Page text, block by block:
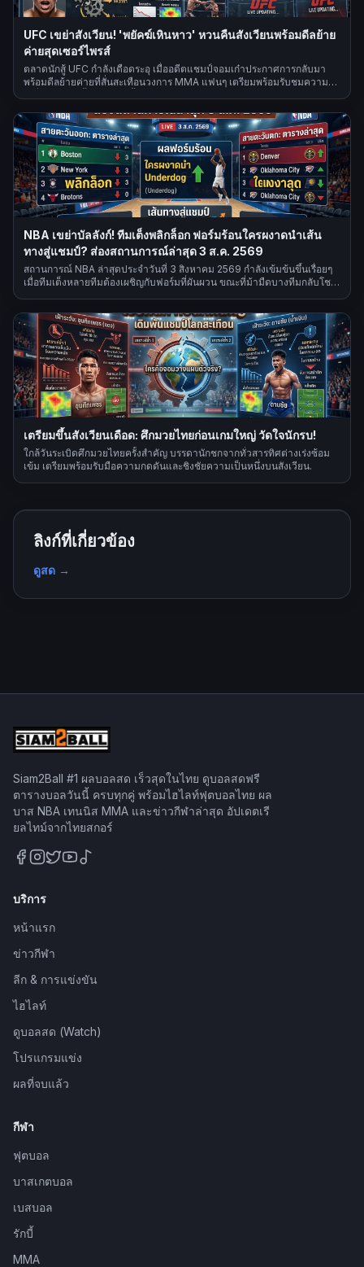
UFC เขย่าสังเวียน! 'พยัคฆ์เหินหาว' หวนคืนสังเวียนพร้อมดีลย้าย
ค่ายสุดเซอร์ไพรส์
ตลาดนักสู้ UFC กำลังเดือดระอุ เมื่ออดีตแชมป์จอมเก๋าประกาศการกลับมา
พร้อมดีลย้ายค่ายที่สั่นสะเทือนวงการ MMA แฟนๆ เตรียมพร้อมรับชมความ
NBA เขย่าบัลลังก์! ทีมเต็งพลิกล็อก ฟอร์มร้อนใครผงาดนำเส้น
ทางสู่แชมป์? ส่องสถานการณ์ล่าสุด 3 ส.ค. 2569
สถานการณ์ NBA ล่าสุดประจำวันที่ 3 สิงหาคม 2569 กำลังเข้มข้นขึ้นเรื่อยๆ
เมื่อทีมเต็งหลายทีมต้องเผชิญกับฟอร์มที่ผันผวน ขณะที่ม้ามืดบางทีมกลับโชว์
เตรียมขึ้นสังเวียนเดือด: ศึกมวยไทยก่อนเกมใหญ่ วัดใจนักรบ!
ใกล้วันระเบิดศึกมวยไทยครั้งสำคัญ บรรดานักชกจากทั่วสารทิศต่างเร่งซ้อม
เข้ม เตรียมพร้อมรับมือความกดดันและชิงชัยความเป็นหนึ่งบนสังเวียน.
ลิงก์ที่เกี่ยวข้อง
ดูสด →
Siam2Ball #1 ผลบอลสด เร็วสุดในไทย ดูบอลสดฟรี
ตารางบอลวันนี้ ครบทุกคู่ พร้อมไฮไลท์ฟุตบอลไทย ผล
บาส NBA เทนนิส MMA และข่าวกีฬาล่าสุด อัปเดตเรี
ยลไทม์จากไทยสกอร์
บริการ
หน้าแรก
ข่าวกีฬา
ลีก & การแข่งขัน
ไฮไลท์
ดูบอลสด (Watch)
โปรแกรมแข่ง
ผลที่จบแล้ว
กีฬา
ฟุตบอล
บาสเกตบอล
เบสบอล
รักบี้
MMA